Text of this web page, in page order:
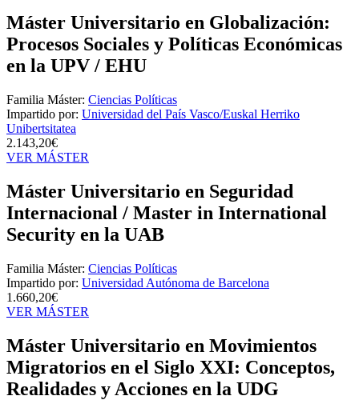
Máster Universitario en Globalización:
Procesos Sociales y Políticas Económicas
en la UPV / EHU
Familia Máster: Ciencias Políticas
Impartido por: Universidad del País Vasco/Euskal Herriko
Unibertsitatea
2.143,20€
VER MÁSTER
Máster Universitario en Seguridad
Internacional / Master in International
Security en la UAB
Familia Máster: Ciencias Políticas
Impartido por: Universidad Autónoma de Barcelona
1.660,20€
VER MÁSTER
Máster Universitario en Movimientos
Migratorios en el Siglo XXI: Conceptos,
Realidades y Acciones en la UDG